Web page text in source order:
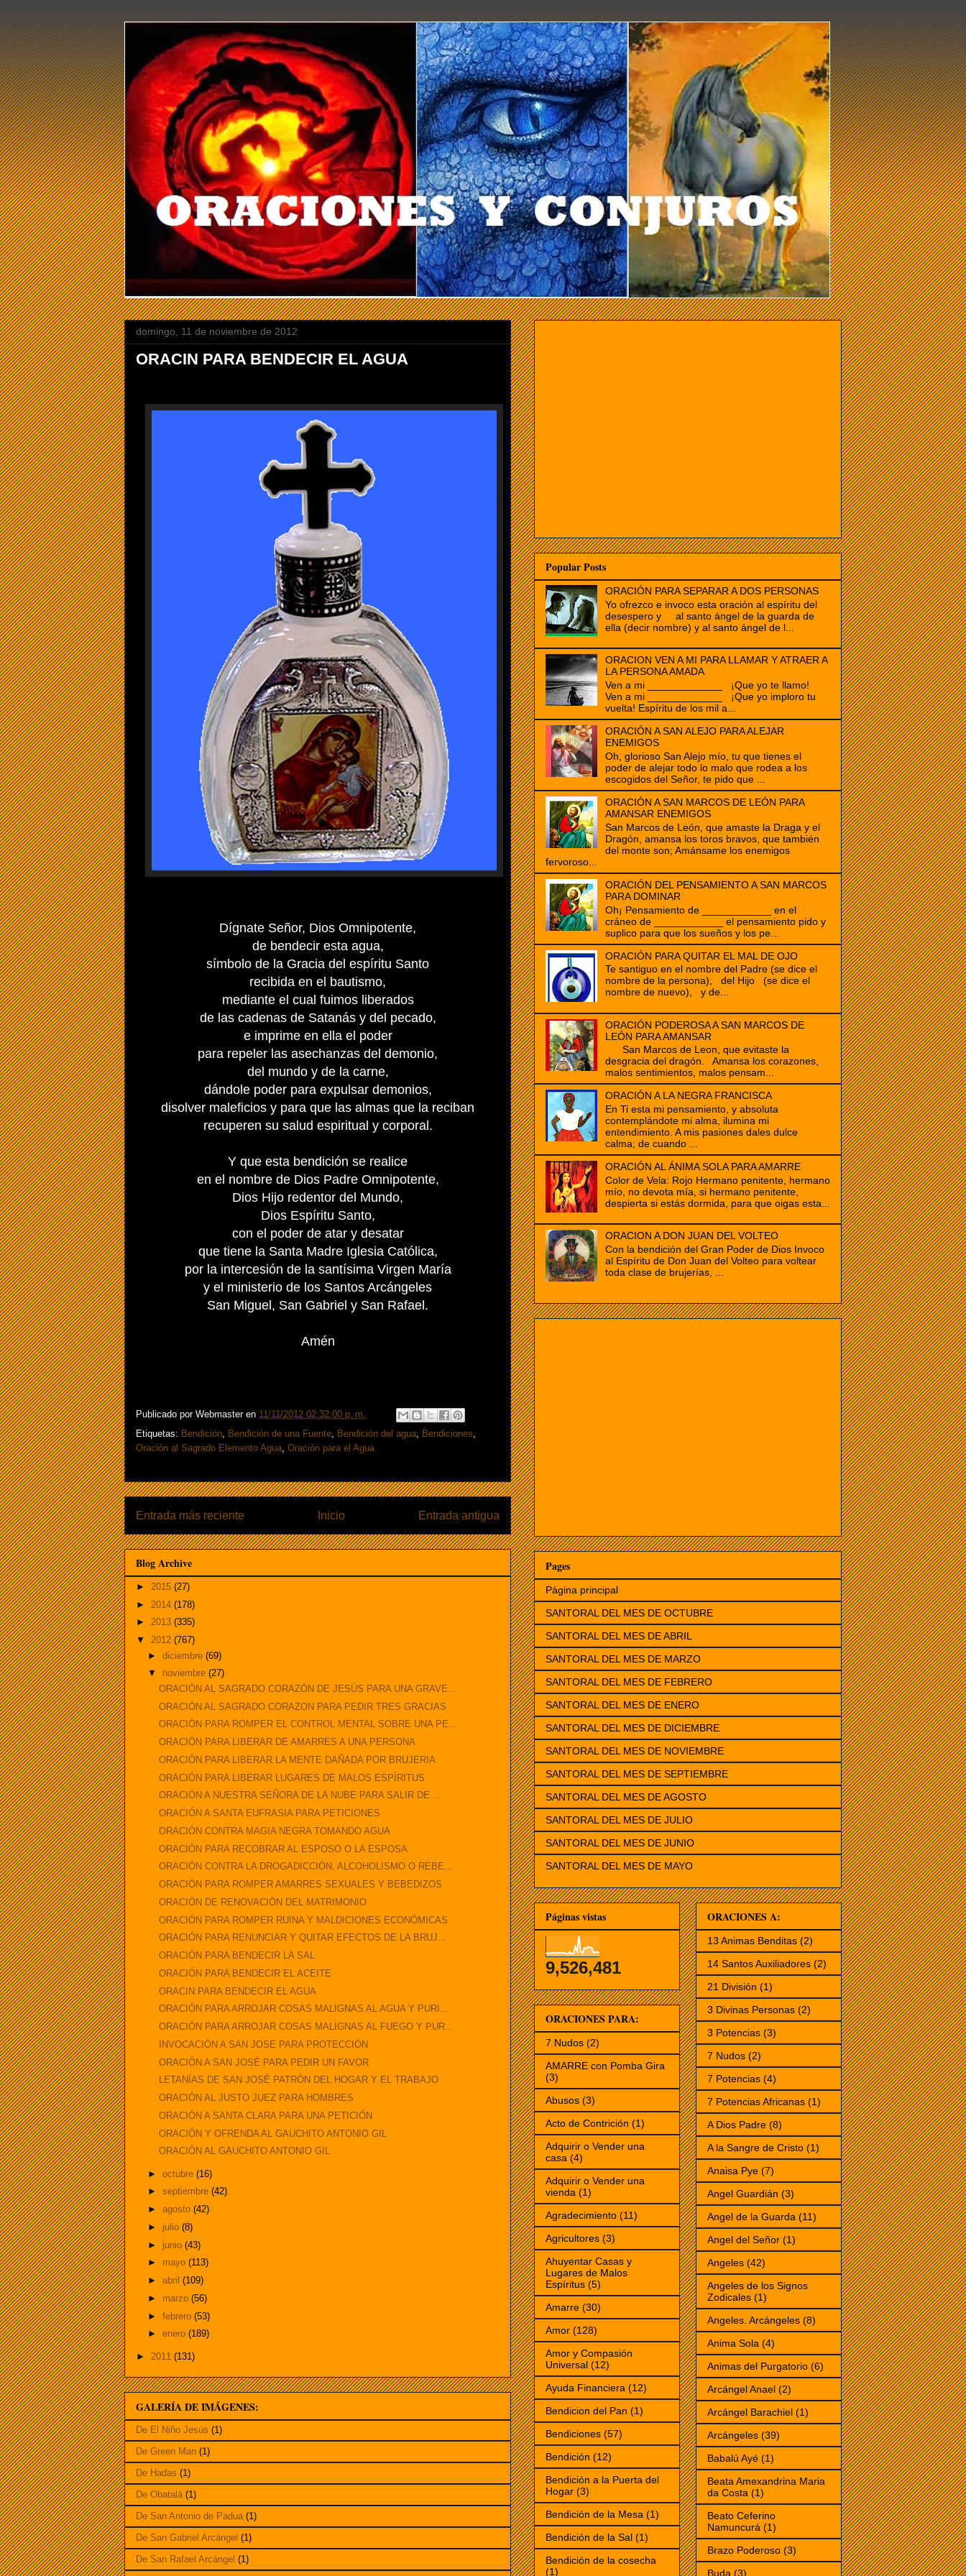
domingo, 11 de noviembre de 2012
ORACIN PARA BENDECIR EL AGUA
Dígnate Señor, Dios Omnipotente,
de bendecir esta agua,
símbolo de la Gracia del espíritu Santo
recibida en el bautismo,
mediante el cual fuimos liberados
de las cadenas de Satanás y del pecado,
e imprime en ella el poder
para repeler las asechanzas del demonio,
del mundo y de la carne,
dándole poder para expulsar demonios,
disolver maleficios y para que las almas que la reciban
recuperen su salud espiritual y corporal.
Y que esta bendición se realice
en el nombre de Dios Padre Omnipotente,
Dios Hijo redentor del Mundo,
Dios Espíritu Santo,
con el poder de atar y desatar
que tiene la Santa Madre Iglesia Católica,
por la intercesión de la santísima Virgen María
y el ministerio de los Santos Arcángeles
San Miguel, San Gabriel y San Rafael.
Amén
Publicado por Webmaster en 11/11/2012 02:32:00 p. m.
Etiquetas: Bendición, Bendición de una Fuente, Bendición del agua, Bendiciones,
Oración al Sagrado Elemento Agua, Oración para el Agua
Entrada más reciente Entrada antigua
Inicio
Blog Archive
► 2015 (27)
► 2014 (178)
► 2013 (335)
▼ 2012 (767)
► diciembre (69)
▼ noviembre (27)
ORACIÓN AL SAGRADO CORAZÓN DE JESÚS PARA UNA GRAVE...
ORACIÓN AL SAGRADO CORAZON PARA PEDIR TRES GRACIAS
ORACIÓN PARA ROMPER EL CONTROL MENTAL SOBRE UNA PE...
ORACIÓN PARA LIBERAR DE AMARRES A UNA PERSONA
ORACIÓN PARA LIBERAR LA MENTE DAÑADA POR BRUJERIA
ORACIÓN PARA LIBERAR LUGARES DE MALOS ESPÍRITUS
ORACIÓN A NUESTRA SEÑORA DE LA NUBE PARA SALIR DE ...
ORACIÓN A SANTA EUFRASIA PARA PETICIONES
ORACIÓN CONTRA MAGIA NEGRA TOMANDO AGUA
ORACIÓN PARA RECOBRAR AL ESPOSO O LA ESPOSA
ORACIÓN CONTRA LA DROGADICCIÓN, ALCOHOLISMO O REBE...
ORACIÓN PARA ROMPER AMARRES SEXUALES Y BEBEDIZOS
ORACIÓN DE RENOVACIÓN DEL MATRIMONIO
ORACIÓN PARA ROMPER RUINA Y MALDICIONES ECONÓMICAS
ORACIÓN PARA RENUNCIAR Y QUITAR EFECTOS DE LA BRUJ...
ORACIÓN PARA BENDECIR LA SAL
ORACIÓN PARA BENDECIR EL ACEITE
ORACIN PARA BENDECIR EL AGUA
ORACIÓN PARA ARROJAR COSAS MALIGNAS AL AGUA Y PURI...
ORACIÓN PARA ARROJAR COSAS MALIGNAS AL FUEGO Y PUR...
INVOCACIÓN A SAN JOSE PARA PROTECCIÓN
ORACIÓN A SAN JOSÉ PARA PEDIR UN FAVOR
LETANÍAS DE SAN JOSÉ PATRÓN DEL HOGAR Y EL TRABAJO
ORACIÓN AL JUSTO JUEZ PARA HOMBRES
ORACIÓN A SANTA CLARA PARA UNA PETICIÓN
ORACIÓN Y OFRENDA AL GAUCHITO ANTONIO GIL
ORACIÓN AL GAUCHITO ANTONIO GIL
► octubre (16)
► septiembre (42)
► agosto (42)
► julio (8)
► junio (43)
► mayo (113)
► abril (109)
► marzo (56)
► febrero (53)
► enero (189)
► 2011 (131)
GALERÍA DE IMÁGENES:
De El Niño Jesús (1)
De Green Man (1)
De Hadas (1)
De Obatalá (1)
De San Antonio de Padua (1)
De San Gabriel Arcángel (1)
De San Rafael Arcángel (1)
Popular Posts
ORACIÓN PARA SEPARAR A DOS PERSONAS
Yo ofrezco e invoco esta oración al espíritu del
desespero y al santo ángel de la guarda de
ella (decir nombre) y al santo ángel de l...
ORACION VEN A MI PARA LLAMAR Y ATRAER A
LA PERSONA AMADA
Ven a mi _____________ ¡Que yo te llamo!
Ven a mi _____________ ¡Que yo imploro tu
vuelta! Espíritu de los mil a...
ORACIÓN A SAN ALEJO PARA ALEJAR
ENEMIGOS
Oh, glorioso San Alejo mío, tu que tienes el
poder de alejar todo lo malo que rodea a los
escogidos del Señor, te pido que ...
ORACIÓN A SAN MARCOS DE LEÓN PARA
AMANSAR ENEMIGOS
San Marcos de León, que amaste la Draga y el
Dragón, amansa los toros bravos, que también
del monte son; Amánsame los enemigos
fervoroso...
ORACIÓN DEL PENSAMIENTO A SAN MARCOS
PARA DOMINAR
Oh¡ Pensamiento de ____________ en el
cráneo de ____________ el pensamiento pido y
suplico para que los sueños y los pe...
ORACIÓN PARA QUITAR EL MAL DE OJO
Te santiguo en el nombre del Padre (se dice el
nombre de la persona), del Hijo (se dice el
nombre de nuevo), y de...
ORACIÓN PODEROSA A SAN MARCOS DE
LEÓN PARA AMANSAR
San Marcos de Leon, que evitaste la
desgracia del dragón. Amansa los corazones,
malos sentimientos, malos pensam...
ORACIÓN A LA NEGRA FRANCISCA
En Ti esta mi pensamiento, y absoluta
contemplándote mi alma, ilumina mi
entendimiento. A mis pasiones dales dulce
calma; de cuando ...
ORACIÓN AL ÁNIMA SOLA PARA AMARRE
Color de Vela: Rojo Hermano penitente, hermano
mío, no devota mía, si hermano penitente,
despierta si estás dormida, para que oigas esta...
ORACION A DON JUAN DEL VOLTEO
Con la bendición del Gran Poder de Dios Invoco
al Espíritu de Don Juan del Volteo para voltear
toda clase de brujerías, ...
Pages
Página principal
SANTORAL DEL MES DE OCTUBRE
SANTORAL DEL MES DE ABRIL
SANTORAL DEL MES DE MARZO
SANTORAL DEL MES DE FEBRERO
SANTORAL DEL MES DE ENERO
SANTORAL DEL MES DE DICIEMBRE
SANTORAL DEL MES DE NOVIEMBRE
SANTORAL DEL MES DE SEPTIEMBRE
SANTORAL DEL MES DE AGOSTO
SANTORAL DEL MES DE JULIO
SANTORAL DEL MES DE JUNIO
SANTORAL DEL MES DE MAYO
Páginas vistas
9,526,481
ORACIONES PARA:
7 Nudos (2)
AMARRE con Pomba Gira
(3)
Abusos (3)
Acto de Contrición (1)
Adquirir o Vender una
casa (4)
Adquirir o Vender una
vienda (1)
Agradecimiento (11)
Agricultores (3)
Ahuyentar Casas y
Lugares de Malos
Espíritus (5)
Amarre (30)
Amor (128)
Amor y Compasión
Universal (12)
Ayuda Financiera (12)
Bendicion del Pan (1)
Bendiciones (57)
Bendición (12)
Bendición a la Puerta del
Hogar (3)
Bendición de la Mesa (1)
Bendición de la Sal (1)
Bendición de la cosecha
(1)
ORACIONES A:
13 Animas Benditas (2)
14 Santos Auxiliadores (2)
21 División (1)
3 Divinas Personas (2)
3 Potencias (3)
7 Nudos (2)
7 Potencias (4)
7 Potencias Africanas (1)
A Dios Padre (8)
A la Sangre de Cristo (1)
Anaisa Pye (7)
Angel Guardián (3)
Angel de la Guarda (11)
Angel del Señor (1)
Angeles (42)
Angeles de los Signos
Zodicales (1)
Angeles. Arcángeles (8)
Anima Sola (4)
Animas del Purgatorio (6)
Arcángel Anael (2)
Arcángel Barachiel (1)
Arcángeles (39)
Babalú Ayé (1)
Beata Amexandrina Maria
da Costa (1)
Beato Ceferino
Namuncurá (1)
Brazo Poderoso (3)
Buda (3)